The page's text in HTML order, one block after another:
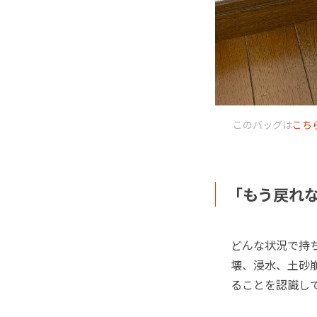
このバッグはこち
「もう戻れ
どんな状況で持
壊、浸水、土砂
ることを認識し